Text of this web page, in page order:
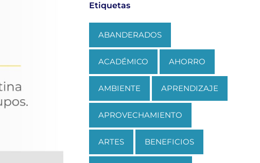
Etiquetas
ABANDERADOS
ACADÉMICO AHORRO
AMBIENTE APRENDIZAJE
APROVECHAMIENTO
ARTES BENEFICIOS